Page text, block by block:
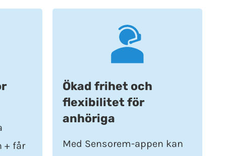
+ får
Ökad frihet och
flexibilitet för
anhöriga
Med Sensorem-appen kan